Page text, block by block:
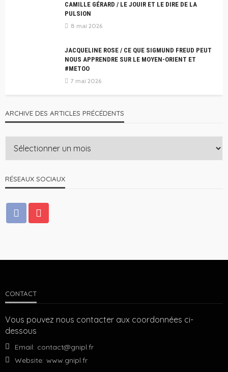
CAMILLE GÉRARD / LE JOUIR ET LE DIRE DE LA
PULSION
8 mai 2026
JACQUELINE ROSE / CE QUE SIGMUND FREUD PEUT
NOUS APPRENDRE SUR LE MOYEN-ORIENT ET
#METOO
7 mai 2026
ARCHIVE DES ARTICLES PRÉCÉDENTS
RÉSEAUX SOCIAUX
CONTACT
Vous pouvez nous contacter aux coordonnées ci-
dessous
Email: contact@gnipl.fr
Website: www.gnipl.fr